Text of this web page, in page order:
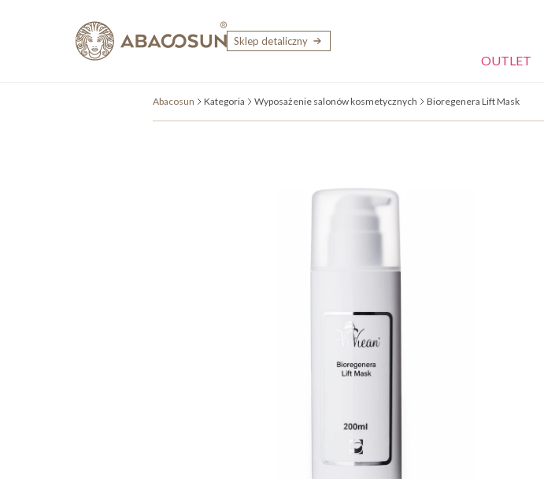
Sklep detaliczny
OUTLET
Abacosun Kategoria Wyposażenie salonów kosmetycznych Bioregenera Lift Mask